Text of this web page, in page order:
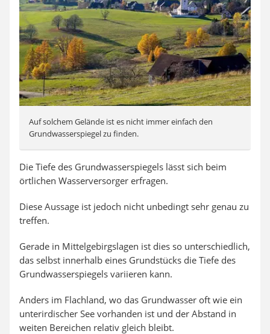
Auf solchem Gelände ist es nicht immer einfach den
Grundwasserspiegel zu finden.
Die Tiefe des Grundwasserspiegels lässt sich beim
örtlichen Wasserversorger erfragen.
Diese Aussage ist jedoch nicht unbedingt sehr genau zu
treffen.
Gerade in Mittelgebirgslagen ist dies so unterschiedlich,
das selbst innerhalb eines Grundstücks die Tiefe des
Grundwasserspiegels variieren kann.
Anders im Flachland, wo das Grundwasser oft wie ein
unterirdischer See vorhanden ist und der Abstand in
weiten Bereichen relativ gleich bleibt.